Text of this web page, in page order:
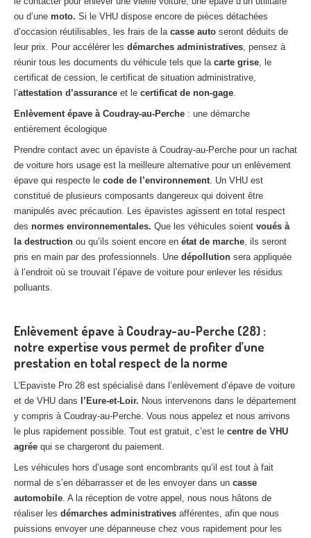
ou d’une moto. Si le VHU dispose encore de pièces détachées
d’occasion réutilisables, les frais de la casse auto seront déduits de
leur prix. Pour accélérer les démarches administratives, pensez à
réunir tous les documents du véhicule tels que la carte grise, le
certificat de cession, le certificat de situation administrative,
l’attestation d’assurance et le certificat de non-gage.
Enlèvement épave à Coudray-au-Perche : une démarche
entièrement écologique
Prendre contact avec un épaviste à Coudray-au-Perche pour un rachat
de voiture hors usage est la meilleure alternative pour un enlèvement
épave qui respecte le code de l’environnement. Un VHU est
constitué de plusieurs composants dangereux qui doivent être
manipulés avec précaution. Les épavistes agissent en total respect
des normes environnementales. Que les véhicules soient voués à
la destruction ou qu’ils soient encore en état de marche, ils seront
pris en main par des professionnels. Une dépollution sera appliquée
à l’endroit où se trouvait l’épave de voiture pour enlever les résidus
polluants.
Enlèvement épave à Coudray-au-Perche (28) :
notre expertise vous permet de profiter d’une
prestation en total respect de la norme
L’Epaviste Pro 28 est spécialisé dans l’enlèvement d’épave de voiture
et de VHU dans
l’Eure-et-Loir. Nous intervenons dans le département
y compris à Coudray-au-Perche. Vous nous appelez et nous arrivons
le plus rapidement possible. Tout est gratuit, c’est le centre de VHU
agrée qui se chargeront du paiement.
Les véhicules hors d’usage sont encombrants qu’il est tout à fait
normal de s’en débarrasser et de les envoyer dans un casse
automobile. A la réception de votre appel, nous nous hâtons de
réaliser les démarches administratives afférentes, afin que nous
puissions envoyer une dépanneuse chez vous rapidement pour les